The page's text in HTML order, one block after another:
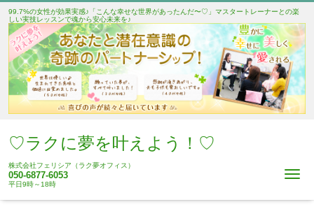
99.7%の女性が効果実感♪「こんな幸せな世界があったんだ〜♡」マスタートレーナーとの楽
しい実技レッスンで魂から安心未来を♪
♡ラクに夢を叶えよう！♡
株式会社フェリシア（ラク夢オフィス）
050-6877-6053
平日9時～18時